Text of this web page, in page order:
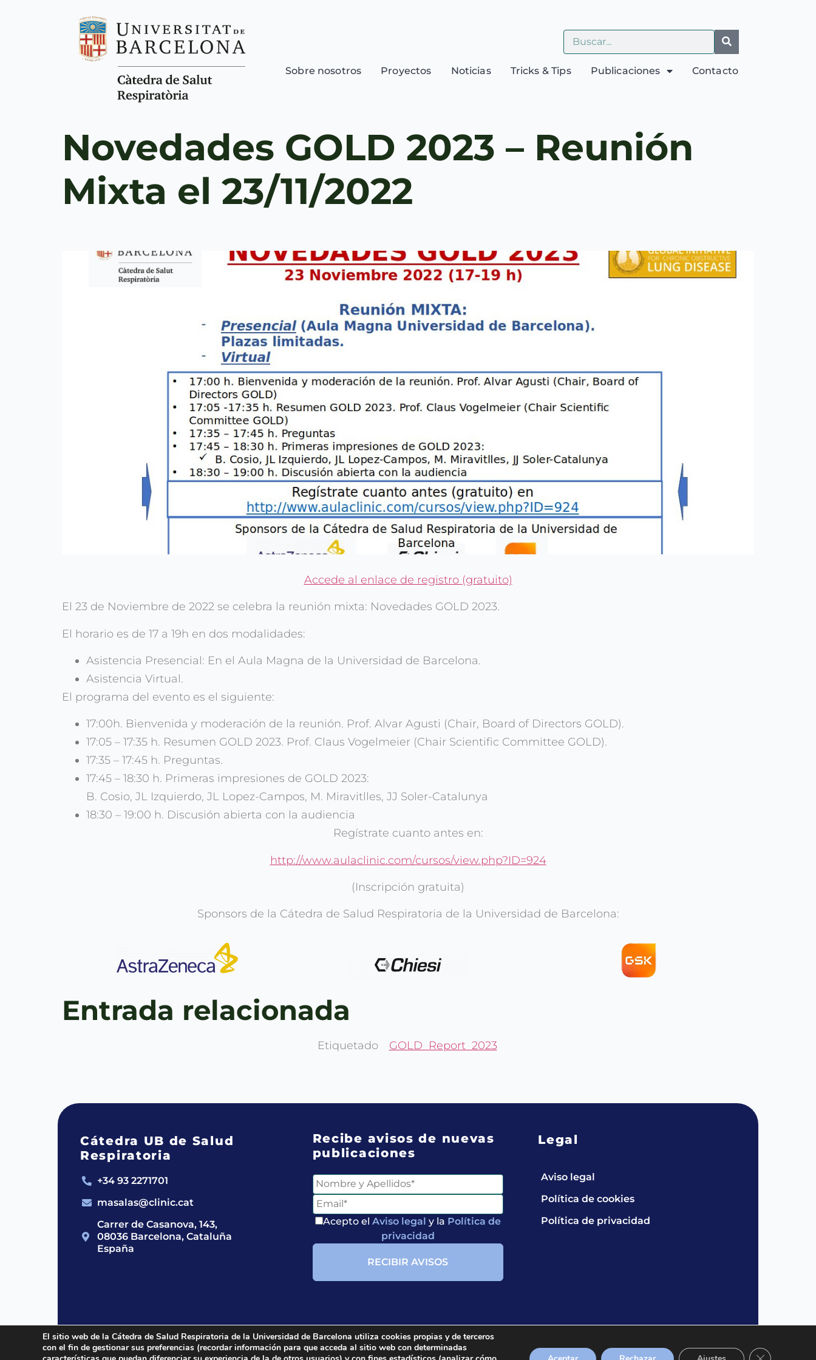
Sobre nosotros Proyectos Noticias Tricks & Tips Publicaciones Contacto
Novedades GOLD 2023 – Reunión
Mixta el 23/11/2022
Accede al enlace de registro (gratuito)
El 23 de Noviembre de 2022 se celebra la reunión mixta: Novedades GOLD 2023.
El horario es de 17 a 19h en dos modalidades:
Asistencia Presencial: En el Aula Magna de la Universidad de Barcelona.
Asistencia Virtual.
El programa del evento es el siguiente:
17:00h. Bienvenida y moderación de la reunión. Prof. Alvar Agusti (Chair, Board of Directors GOLD).
17:05 – 17:35 h. Resumen GOLD 2023. Prof. Claus Vogelmeier (Chair Scientific Committee GOLD).
17:35 – 17:45 h. Preguntas.
17:45 – 18:30 h. Primeras impresiones de GOLD 2023:
B. Cosio, JL Izquierdo, JL Lopez-Campos, M. Miravitlles, JJ Soler-Catalunya
18:30 – 19:00 h. Discusión abierta con la audiencia
Regístrate cuanto antes en:
http://www.aulaclinic.com/cursos/view.php?ID=924
(Inscripción gratuita)
Sponsors de la Cátedra de Salud Respiratoria de la Universidad de Barcelona:
Entrada relacionada
Etiquetado GOLD Report 2023
Cátedra UB de Salud
Respiratoria
+34 93 2271701
masalas@clinic.cat
Carrer de Casanova, 143,
08036 Barcelona, Cataluña
España
Recibe avisos de nuevas
publicaciones
Acepto el Aviso legal y la Política de
privacidad
Legal
Aviso legal
Política de cookies
Política de privacidad
2024 © Cátedra UB de Salud Respiratoria.All rights reserved.
El sitio web de la Cátedra de Salud Respiratoria de la Universidad de Barcelona utiliza cookies propias y de terceros
con el fin de gestionar sus preferencias (recordar información para que acceda al sitio web con determinadas
Cerrar el